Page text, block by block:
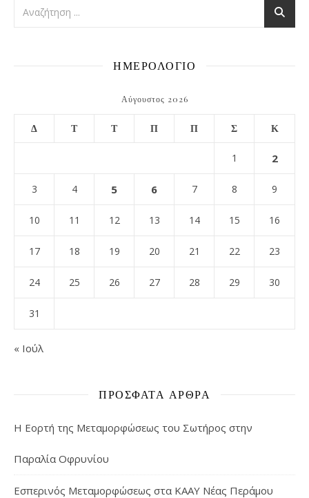
ΗΜΕΡΟΛΟΓΙΟ
Αύγουστος 2026
Δ Τ Τ Π Π Σ Κ
1 2
3 4 5 6 7 8 9
10 11 12 13 14 15 16
17 18 19 20 21 22 23
24 25 26 27 28 29 30
31
« Ιούλ
ΠΡΌΣΦΑΤΑ ΆΡΘΡΑ
Η Εορτή της Μεταμορφώσεως του Σωτήρος στην
Παραλία Οφρυνίου
Εσπερινός Μεταμορφώσεως στα ΚΑΑΥ Νέας Περάμου